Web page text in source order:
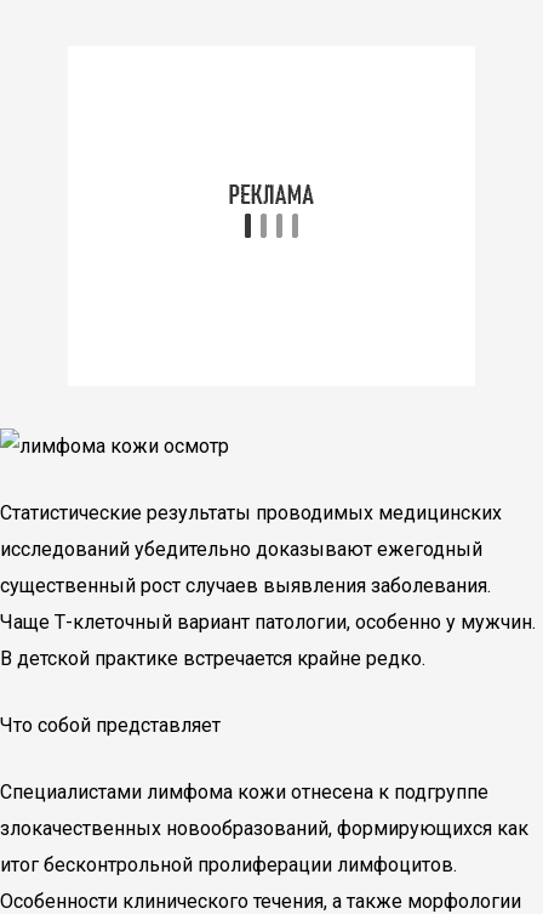
Статистические результаты проводимых медицинских
исследований убедительно доказывают ежегодный
существенный рост случаев выявления заболевания.
Чаще Т-клеточный вариант патологии, особенно у мужчин.
В детской практике встречается крайне редко.
Что собой представляет
Специалистами лимфома кожи отнесена к подгруппе
злокачественных новообразований, формирующихся как
итог бесконтрольной пролиферации лимфоцитов.
Особенности клинического течения, а также морфологии